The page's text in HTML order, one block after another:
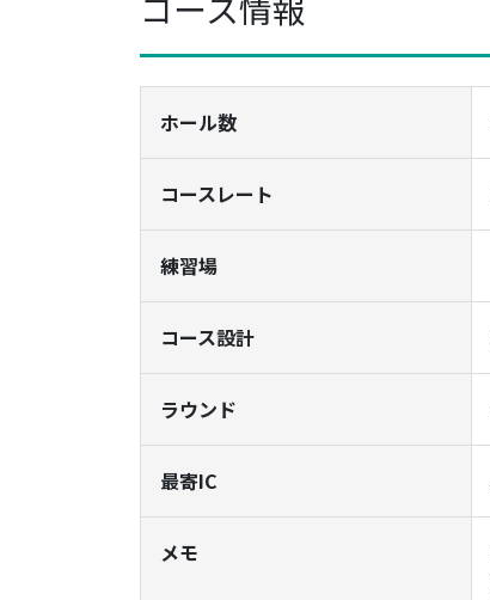
ホール数
コースレート
練習場
コース設計
ラウンド
最寄IC
メモ